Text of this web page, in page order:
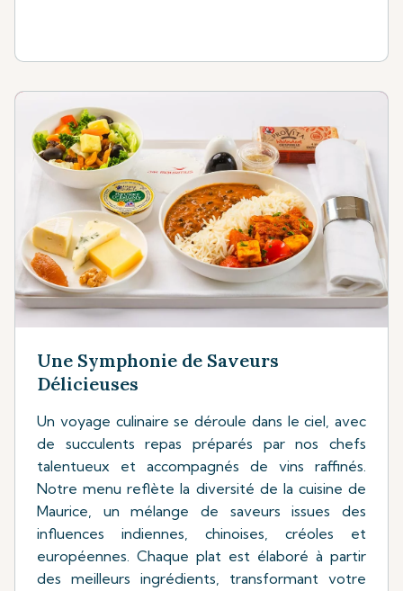
Une Symphonie de Saveurs
Délicieuses
Un voyage culinaire se déroule dans le ciel, avec
de succulents repas préparés par nos chefs
talentueux et accompagnés de vins raffinés.
Notre menu reflète la diversité de la cuisine de
Maurice, un mélange de saveurs issues des
influences indiennes, chinoises, créoles et
européennes. Chaque plat est élaboré à partir
des meilleurs ingrédients, transformant votre